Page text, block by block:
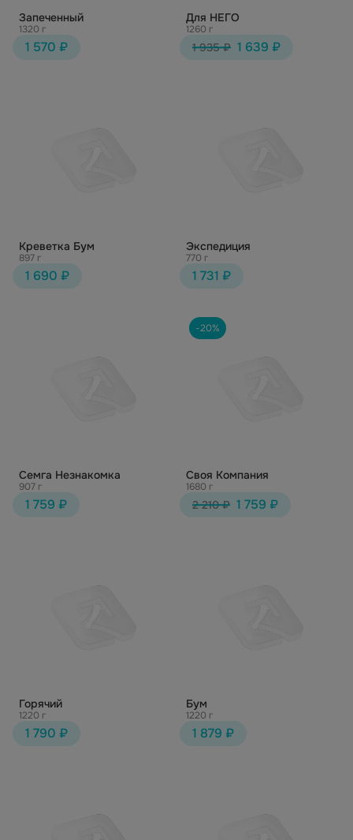
Запеченный
1320 г
1 570 ₽
Для НЕГО
1260 г
1 935 ₽ 1 639 ₽
Креветка Бум
897 г
1 690 ₽
Экспедиция
770 г
1 731 ₽
Семга Незнакомка
907 г
1 759 ₽
-20%
Своя Компания
1680 г
2 210 ₽ 1 759 ₽
Горячий
1220 г
1 790 ₽
Бум
1220 г
1 879 ₽